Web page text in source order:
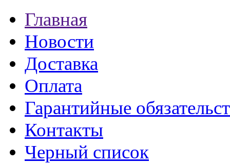
Главная
Новости
Доставка
Оплата
Гарантийные
Контакты
Черный список